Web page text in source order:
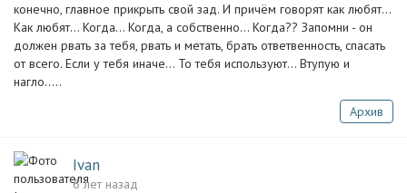
конечно, главное прикрыть свой зад. И причём говорят как любят...
Как любят... Когда... Когда, а собственно... Когда?? Запомни - он
должен рвать за тебя, рвать и метать, брать ответвенность, спасать
от всего. Если у тебя иначе... То тебя используют... Втупую и
нагло.....
Архив
Ivan
6 лет назад